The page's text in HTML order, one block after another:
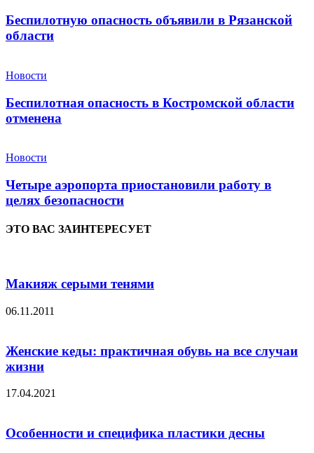
Беспилотную опасность объявили в Рязанской
области
Новости
Беспилотная опасность в Костромской области
отменена
Новости
Четыре аэропорта приостановили работу в
целях безопасности
ЭТО ВАС ЗАИНТЕРЕСУЕТ
Макияж серыми тенями
06.11.2011
Женские кеды: практичная обувь на все случаи
жизни
17.04.2021
Особенности и специфика пластики десны